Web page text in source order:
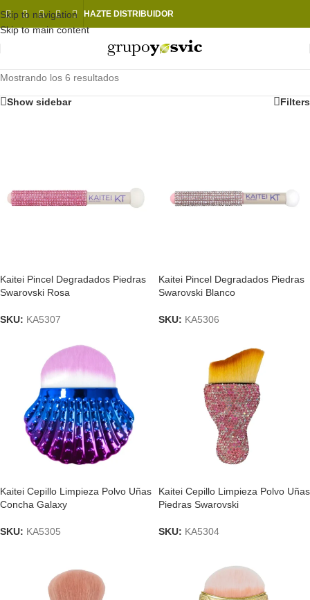
Skip to navigation
Skip to main content
HAZTE DISTRIBUIDOR
Mostrando los 6 resultados
Show sidebar Filters
Kaitei Pincel Degradados Piedras
Swarovski Rosa
SKU: KA5307
Kaitei Pincel Degradados Piedras
Swarovski Blanco
SKU: KA5306
Kaitei Cepillo Limpieza Polvo Uñas
Concha Galaxy
SKU: KA5305
Kaitei Cepillo Limpieza Polvo Uñas
Piedras Swarovski
SKU: KA5304